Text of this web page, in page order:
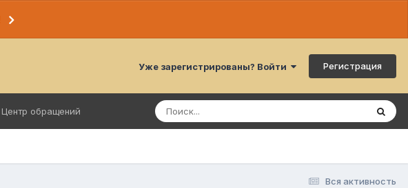
Уже зарегистрированы? Войти Регистрация
Центр обращений
Вся активность